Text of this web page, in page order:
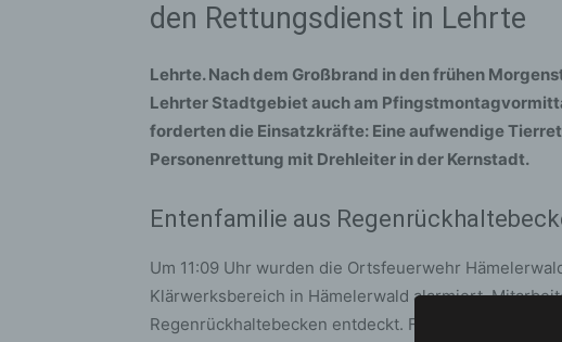
den Rettungsdienst in Lehrte
Lehrte. Nach dem Großbrand in den frühen
Lehrter Stadtgebiet auch am
forderten die Einsatzkräfte: Eine aufwendige
Personenrettung mit Drehleiter in der Kernstadt.
Entenfamilie aus
Um 11:09 Uhr wurden die Ortsfeuerwehr
Klärwerksbereich in Hämelerwald alarmiert.
Regenrückhaltebecken entdeckt. Für die Küken